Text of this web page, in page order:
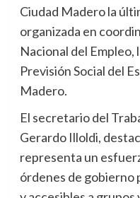
Ciudad Madero la
organizada en
Nacional del Empleo,
Previsión Social del
Madero.
El secretario del
Gerardo Illoldi,
representa un
órdenes de gobierno